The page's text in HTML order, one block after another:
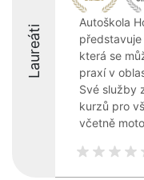
Laureáti
Autoškola
která se
praxí v
Své služby
kurzů pro
včetně